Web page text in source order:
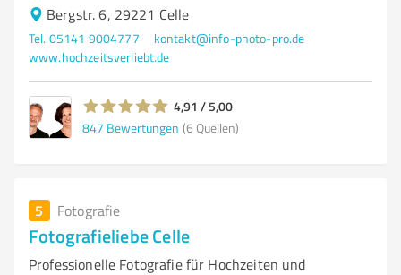
Bergstr. 6, 29221 Celle
Tel. 05141 9004777
kontakt@info-photo-pro.de
www.hochzeitsverliebt.de
4,91 / 5,00
847 Bewertungen (6 Quellen)
5 Fotografie
Fotografieliebe Celle
Professionelle Fotografie für Hochzeiten und